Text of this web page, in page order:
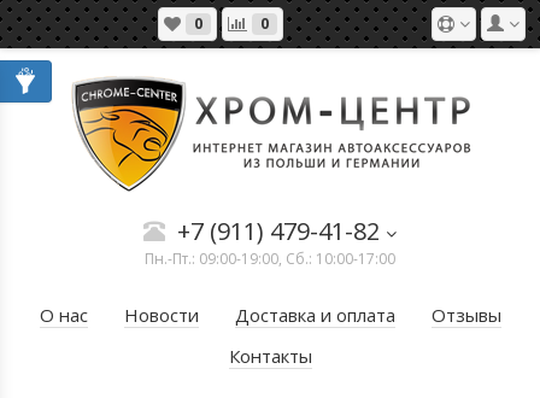
0 0
+7 (911) 479-41-82
Пн.-Пт.: 09:00-19:00, Сб.: 10:00-17:00
О нас Новости Доставка и оплата
Отзывы
Контакты